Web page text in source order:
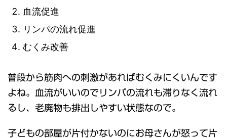
血流促進
リンパの流れ促進
むくみ改善
普段から筋肉への刺激があればむくみにくいんです
よね。血流がいいのでリンパの流れも滞りなく流れ
るし、老廃物も排出しやすい状態なので。
子どもの部屋が片付かないのにお母さんが怒って片